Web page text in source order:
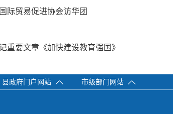
际贸易促进协会访华团
重要文章《加快建设教育强国》
县政府门户网站 市级部门网站